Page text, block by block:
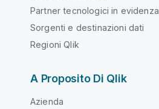
Partner tecnologici in evidenza
Sorgenti e destinazioni dati
Regioni Qlik
A Proposito Di Qlik
Azienda